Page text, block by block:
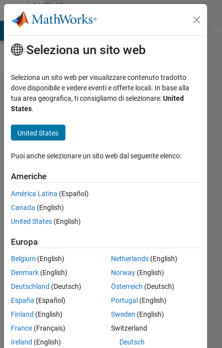
Vai al contenutoMATLAB
Answers
Is it
possible
C++
created
in one
S-Block
to
another
?
KS
Madhukumar
15 Mag
1
Risposta
Seleziona un sito web
Seleziona un sito web per visualizzare contenuto tradotto
dove disponibile e vedere eventi e offerte locali. In base alla
tua area geografica, ti consigliamo di selezionare:United
States.
United States
Puoi anche selezionare un sito web dal seguente elenco:
Americhe
América Latina (Español)
Canada (English)
United States (English)
Europa
Belgium (English)
Denmark (English)
Deutschland (Deutsch)
España (Español)
Finland (English)
France (Français)
Ireland (English)
Netherlands(English)
Norway(English)
Österreich (Deutsch)
Portugal (English)
Sweden (English)
Switzerland
Deutsch